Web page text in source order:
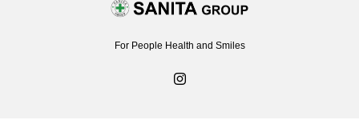
For People Health and Smiles